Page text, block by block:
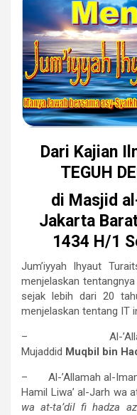
Dari Kajian
TEGUH
di Masjid
Jakarta
1434 H/1
Jum’iyyah Ihyaut
menjelaskan
sejak lebih dari 20
menjelaskan tentang IT
– Al-’Allamah
Mujaddid Muqbil bin
– Al-’Allamah al-
Hamil Liwa’ al-Jarh wa
wa at-ta’dil fi hadza